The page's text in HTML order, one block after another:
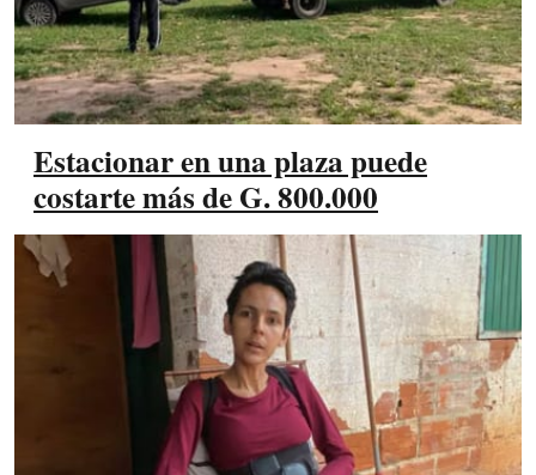
Estacionar en una plaza puede
costarte más de G. 800.000